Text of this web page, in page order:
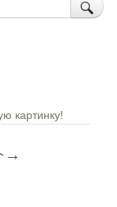
картинку!
→